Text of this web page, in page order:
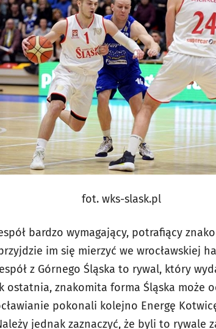
fot. wks-slask.pl
bardzo wymagający, potrafiący
im się mierzyć we wrocławskiej
z Górnego Śląska to rywal, który
ostatnia, znakomita forma Śląska może
pokonali kolejno Energę
jednak zaznaczyć, że byli to rywale